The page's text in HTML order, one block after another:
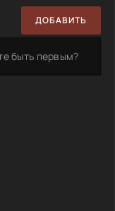
ДОБАВИТЬ
быть первым?